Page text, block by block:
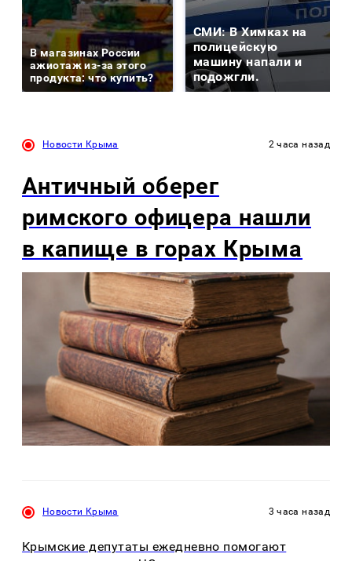
В магазинах России
ажиотаж из-за этого
продукта: что купить?
СМИ: В Химках на
полицейскую
машину напали и
подожгли.
Новости Крыма 2 часа назад
Античный оберег
римского офицера нашли
в капище в горах Крыма
Новости Крыма 3 часа назад
Крымские депутаты ежедневно помогают